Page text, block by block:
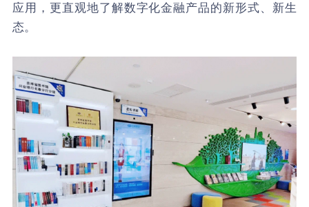
应用，更直观地了解数字化金融产品的新形式、新生
态。